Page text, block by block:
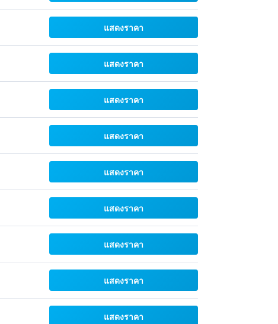
แสดงราคา
แสดงราคา
แสดงราคา
แสดงราคา
แสดงราคา
แสดงราคา
แสดงราคา
แสดงราคา
แสดงราคา